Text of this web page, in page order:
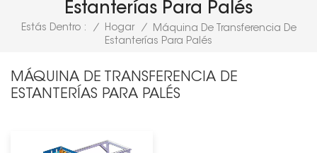
Estanterías Para Palés
Estás Dentro : / Hogar /
Máquina De Transferencia De
Estanterías Para Palés
MÁQUINA DE TRANSFERENCIA DE
ESTANTERÍAS PARA PALÉS